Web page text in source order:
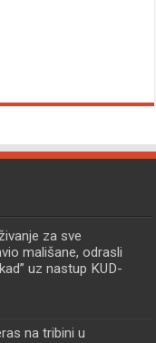
za sve
mališane, odrasli
uz nastup KUD-
na tribini u